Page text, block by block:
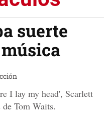
suerte
I lay my head', Scarlett
Tom Waits.